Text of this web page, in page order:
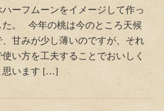
ハーフムーンをイメージして作っ
た。 今年の桃は今のところ天候
、甘みが少し薄いのですが、それ
い方を工夫することでおいしく
思います […]